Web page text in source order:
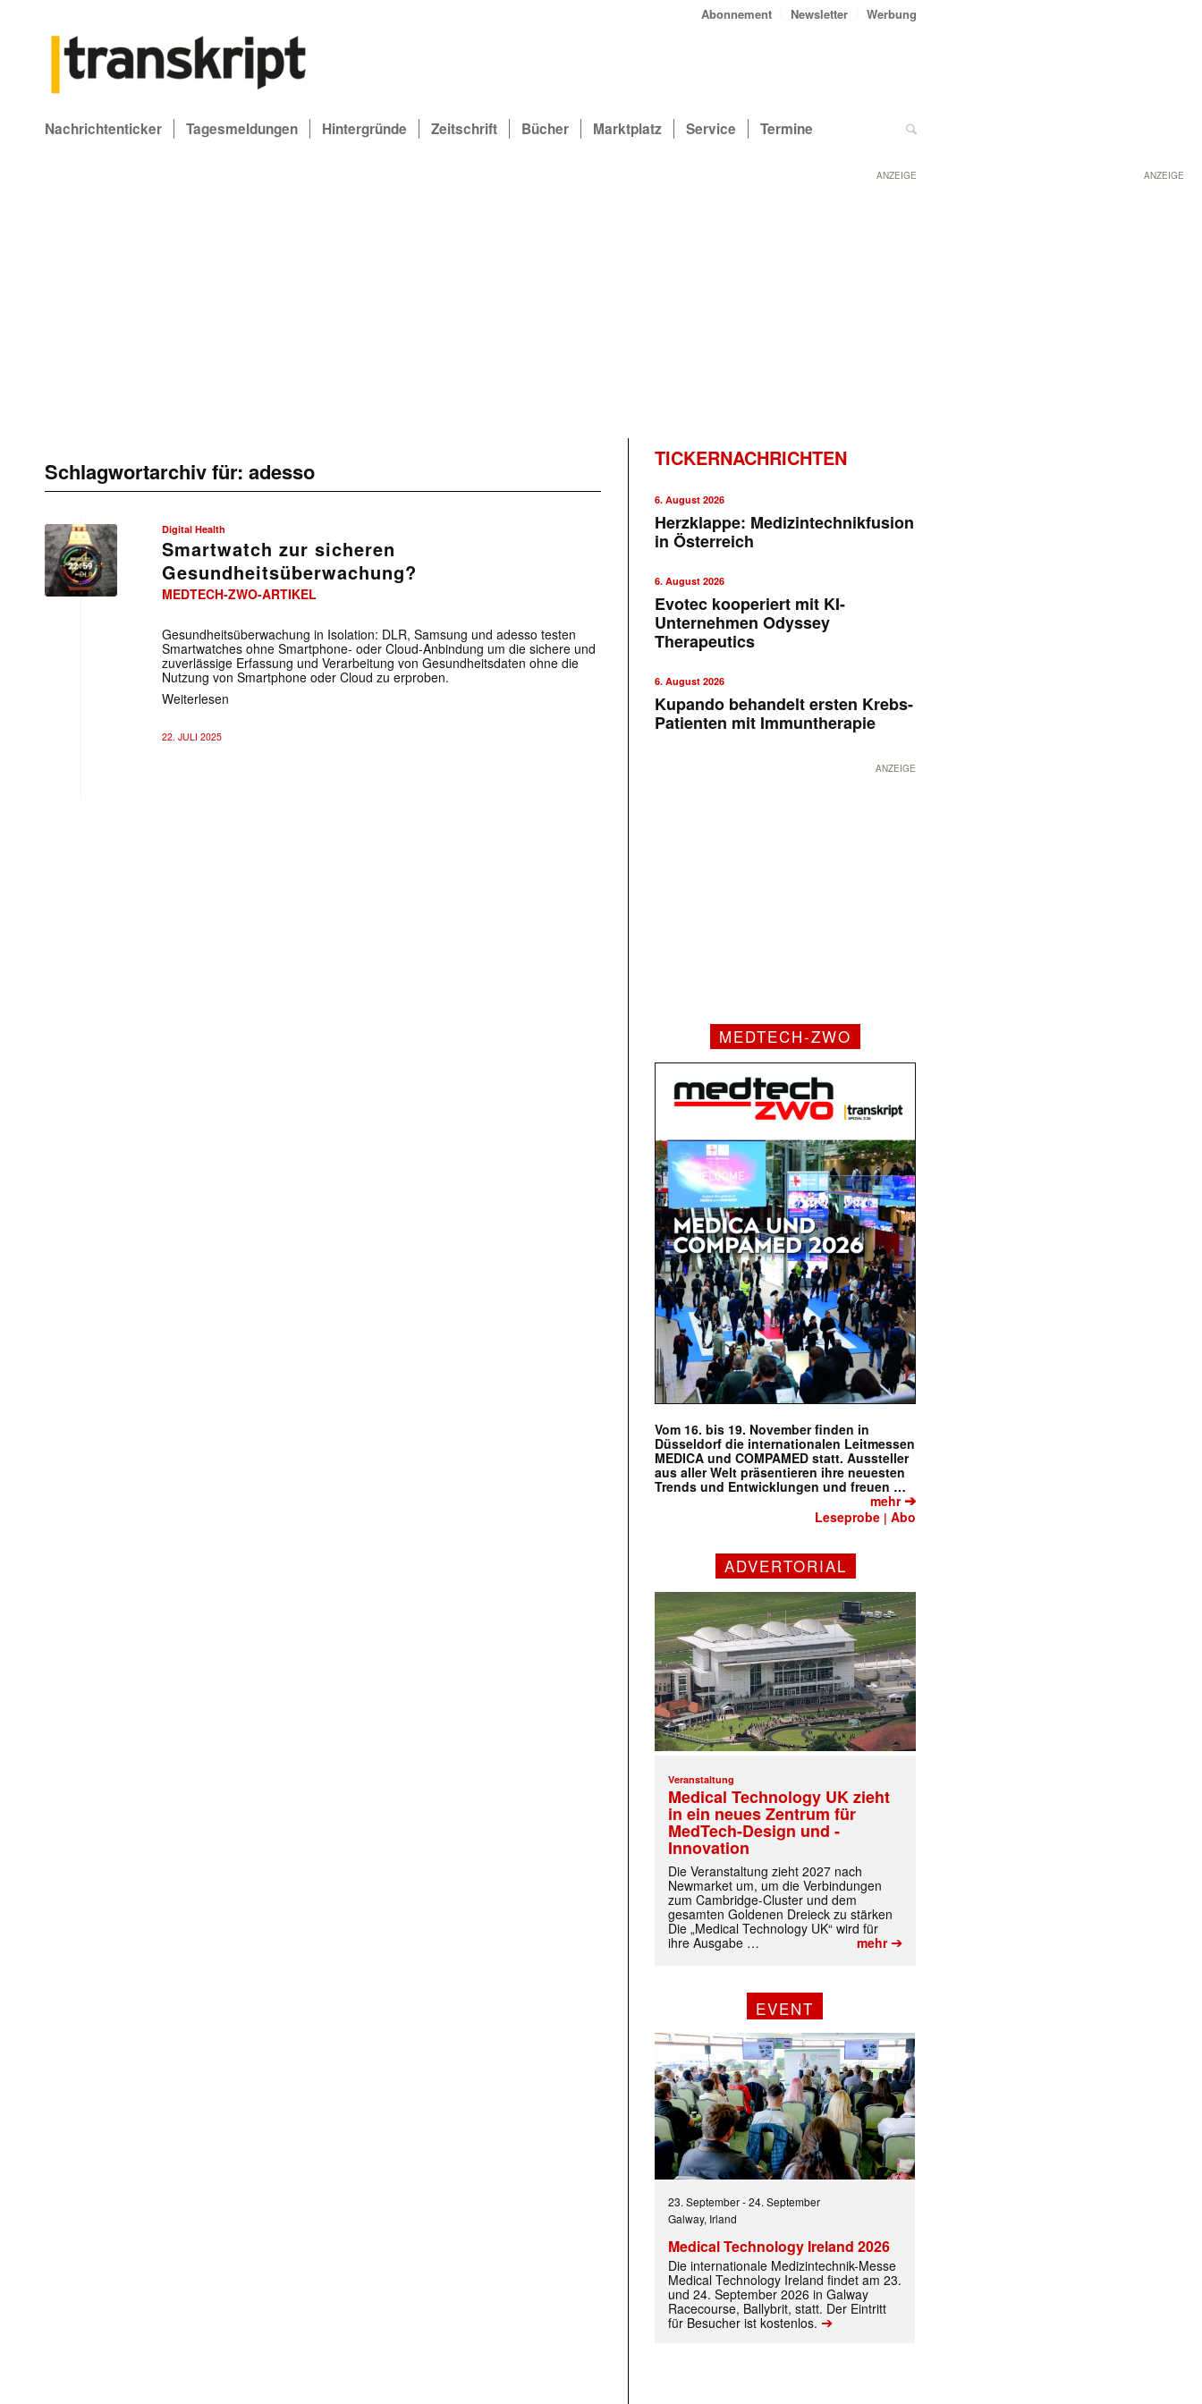
ANZEIGE
Abonnement Newsletter Werbung
Nachrichtenticker Tagesmeldungen Hintergründe Zeitschrift Bücher Marktplatz Service Termine
ANZEIGE
Schlagwortarchiv für: adesso
Digital Health
Smartwatch zur sicheren
Gesundheitsüberwachung?
MEDTECH-ZWO-ARTIKEL
Gesundheitsüberwachung in Isolation: DLR, Samsung und adesso testen
Smartwatches ohne Smartphone- oder Cloud-Anbindung um die sichere und
zuverlässige Erfassung und Verarbeitung von Gesundheitsdaten ohne die
Nutzung von Smartphone oder Cloud zu erproben.
Weiterlesen
22. JULI 2025
TICKERNACHRICHTEN
6. August 2026
Herzklappe: Medizintechnikfusion
in Österreich
6. August 2026
Evotec kooperiert mit KI-
Unternehmen Odyssey
Therapeutics
6. August 2026
Kupando behandelt ersten Krebs-
Patienten mit Immuntherapie
ANZEIGE
MEDTECH-ZWO
Vom 16. bis 19. November finden in
Düsseldorf die internationalen Leitmessen
MEDICA und COMPAMED statt. Aussteller
aus aller Welt präsentieren ihre neuesten
Trends und Entwicklungen und freuen …
mehr➔
Leseprobe |Abo
ADVERTORIAL
Veranstaltung
Medical Technology UK zieht
in ein neues Zentrum für
MedTech-Design und -
Innovation
Die Veranstaltung zieht 2027 nach
Newmarket um, um die Verbindungen
zum Cambridge-Cluster und dem
gesamten Goldenen Dreieck zu stärken
Die „Medical Technology UK“ wird für
ihre Ausgabe …
mehr➔
EVENT
23. September-24. September
Galway, Irland
Medical Technology Ireland 2026
Die internationale Medizintechnik-Messe
Medical Technology Ireland findet am 23.
und 24. September 2026 in Galway
Racecourse, Ballybrit, statt. Der Eintritt
für Besucher ist kostenlos. ➔